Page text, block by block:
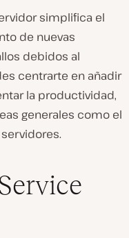
simplifica el
de nuevas
debidos al
centrarte en añadir
la productividad,
generales como el